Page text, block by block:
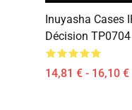
Inuyasha Cases
Décision TP0704
14,81 € - 16,10 €